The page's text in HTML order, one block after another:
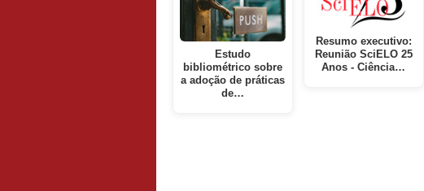
Estudo
bibliométrico sobre
a adoção de práticas
de…
Resumo executivo:
Reunião SciELO 25
Anos - Ciência…